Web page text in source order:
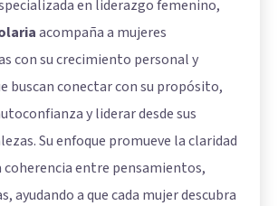
en liderazgo femenino,
acompaña a mujeres
con su crecimiento personal y
buscan conectar con su propósito,
y liderar desde sus
Su enfoque promueve la claridad
coherencia entre pensamientos,
ayudando a que cada mujer descubra